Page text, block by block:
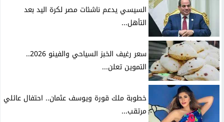
السيسي يدعم ناشئات مصر لكرة اليد بعد
التأهل...
سعر رغيف الخبز السياحي والفينو 2026..
التموين تعلن...
خطوبة ملك قورة ويوسف عثمان.. احتفال عائلي
مرتقب...